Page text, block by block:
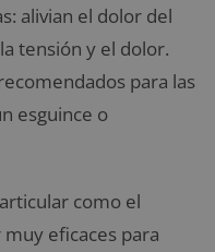
alivian el dolor del
tensión y el dolor.
para las
esguince o
como el
eficaces para